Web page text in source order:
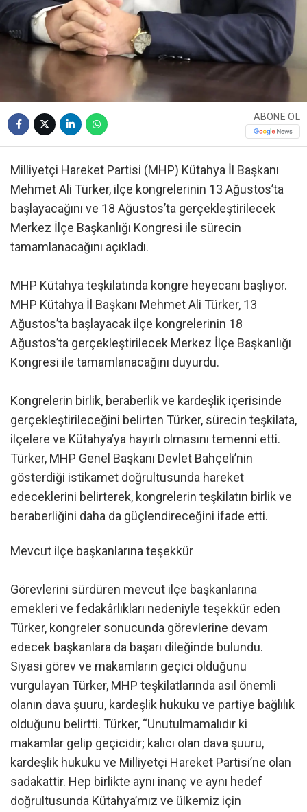
ABONE OL
Milliyetçi Hareket Partisi (MHP) Kütahya İl Başkanı
Mehmet Ali Türker, ilçe kongrelerinin 13 Ağustos’ta
başlayacağını ve 18 Ağustos’ta gerçekleştirilecek
Merkez İlçe Başkanlığı Kongresi ile sürecin
tamamlanacağını açıkladı.
MHP Kütahya teşkilatında kongre heyecanı başlıyor.
MHP Kütahya İl Başkanı Mehmet Ali Türker, 13
Ağustos’ta başlayacak ilçe kongrelerinin 18
Ağustos’ta gerçekleştirilecek Merkez İlçe Başkanlığı
Kongresi ile tamamlanacağını duyurdu.
Kongrelerin birlik, beraberlik ve kardeşlik içerisinde
gerçekleştirileceğini belirten Türker, sürecin teşkilata,
ilçelere ve Kütahya’ya hayırlı olmasını temenni etti.
Türker, MHP Genel Başkanı Devlet Bahçeli’nin
gösterdiği istikamet doğrultusunda hareket
edeceklerini belirterek, kongrelerin teşkilatın birlik ve
beraberliğini daha da güçlendireceğini ifade etti.
Mevcut ilçe başkanlarına teşekkür
Görevlerini sürdüren mevcut ilçe başkanlarına
emekleri ve fedakârlıkları nedeniyle teşekkür eden
Türker, kongreler sonucunda görevlerine devam
edecek başkanlara da başarı dileğinde bulundu.
Siyasi görev ve makamların geçici olduğunu
vurgulayan Türker, MHP teşkilatlarında asıl önemli
olanın dava şuuru, kardeşlik hukuku ve partiye bağlılık
olduğunu belirtti. Türker, “Unutulmamalıdır ki
makamlar gelip geçicidir; kalıcı olan dava şuuru,
kardeşlik hukuku ve Milliyetçi Hareket Partisi’ne olan
sadakattir. Hep birlikte aynı inanç ve aynı hedef
doğrultusunda Kütahya’mız ve ülkemiz için